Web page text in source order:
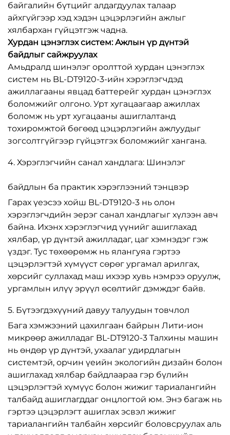
байгалийн бүтцийг алдагдуулах талаар
айхгүйгээр хэд хэдэн цэцэрлэгийн ажлыг
хялбархан гүйцэтгэж чадна.
Хурдан цэнэглэх систем: Ажлын үр дүнтэй
байдлыг сайжруулах
Амьдралд шинэлэг оролттой хурдан цэнэглэх
систем нь BL-DT9120-3-ийн хэрэглэгчдэд
ажиллагааны явцад баттерейг хурдан цэнэглэх
боломжийг олгоно. Урт хугацаагаар ажиллах
боломж нь урт хугацааны ашиглалтанд
тохиромжтой бөгөөд цэцэрлэгийн ажлуудыг
зогсолтгүйгээр гүйцэтгэх боломжийг хангана.
4. Хэрэглэгчийн санал хандлага: Шинэлэг
байдлын ба практик хэрэглээний тэнцвэр
Гарах үеэсээ хойш BL-DT9120-3 нь олон
хэрэглэгчдийн эерэг санал хандлагыг хүлээн авч
байна. Ихэнх хэрэглэгчид үүнийг ашиглахад
хялбар, үр дүнтэй ажилладаг, цаг хэмнэдэг гэж
үздэг. Тус төхөөрөмж нь ялангуяа гэртээ
цэцэрлэгтэй хүмүүст сөрөг ургамал арилгах,
хөрсийг суллахад маш ихээр хувь нэмрээ оруулж,
ургамлын илүү эрүүл өсөлтийг дэмждэг байв.
5. Бүтээгдэхүүний давуу талуудын товчлол
Бага хэмжээний цахилгаан байрын Лити-ион
микрөөр ажилладаг BL-DT9120-3 Талхины машин
нь өндөр үр дүнтэй, ухаалаг удирдлагын
системтэй, орчин үеийн экологийн дизайн болон
ашиглахад хялбар байдлаараа гэр бүлийн
цэцэрлэгтэй хүмүүс болон жижиг тариалангийн
талбайд ашиглагддаг онцлогтой юм. Энэ багаж нь
гэртээ цэцэрлэгт ашиглах эсвэл жижиг
тариалангийн талбайн хөрсийг боловсруулах аль